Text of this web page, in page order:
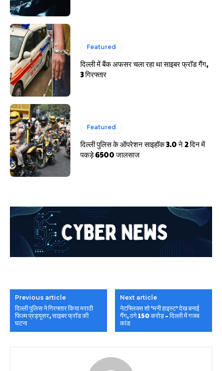
Featured
दिल्ली में बैंक अफसर चला रहा था साइबर फ्रॉड गैंग,
3 गिरफ्तार
Featured
दिल्ली पुलिस के ऑपरेशन साइहॉक 3.0 ने 2 दिन में
पकड़े 6500 जालसाज
Previous article
दिल्ली पुलिस ने गिरफ्तार किया मराठी
फिल्म प्रड्यूसर, साइबर फ्रॉड की
घटना
Next article
नेटफ्लिक्स शो ‘मनी हाइस्ट’ देख बनाई
गैंग, ठगे 150 करोड़ – दिल्ली में गजब
कांड